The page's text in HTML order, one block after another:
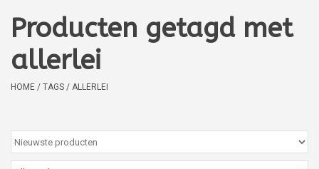
Verzorging
Boekjes
kaartjes
Producten getagd met
allerlei
HOME / TAGS / ALLERLEI